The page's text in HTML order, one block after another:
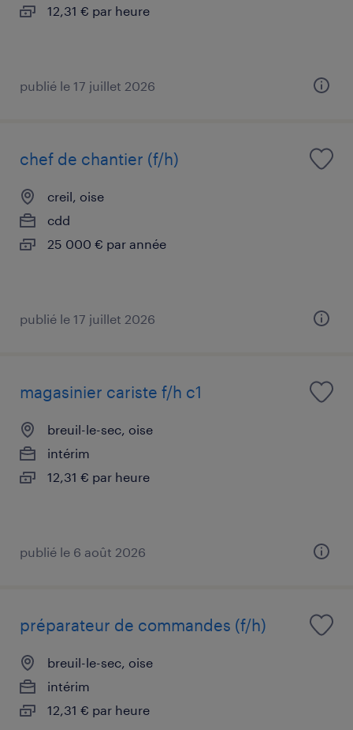
12,31 € par heure
publié le 17 juillet 2026
chef de chantier (f/h)
creil, oise
cdd
25 000 € par année
publié le 17 juillet 2026
magasinier cariste f/h c1
breuil-le-sec, oise
intérim
12,31 € par heure
publié le 6 août 2026
préparateur de commandes (f/h)
breuil-le-sec, oise
intérim
12,31 € par heure